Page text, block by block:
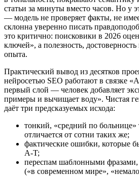
статьи за минуты вместо часов. Но у
— модель не проверяет факты, не
склонна уверенно писать
это критично: поисковики в 2026
ключей», а полезность,
опыта.
Практический вывод из десятков
нейросетью SEO работают в связке
первый слой — человек добавляет
примеры и вычищает воду». Чистая
даёт три предсказуемых исхода:
тонкий, «средний по больнице»
отличается от сотни таких же;
фактические ошибки, которые
A-T;
переспам шаблонными
(«в современном мире»,